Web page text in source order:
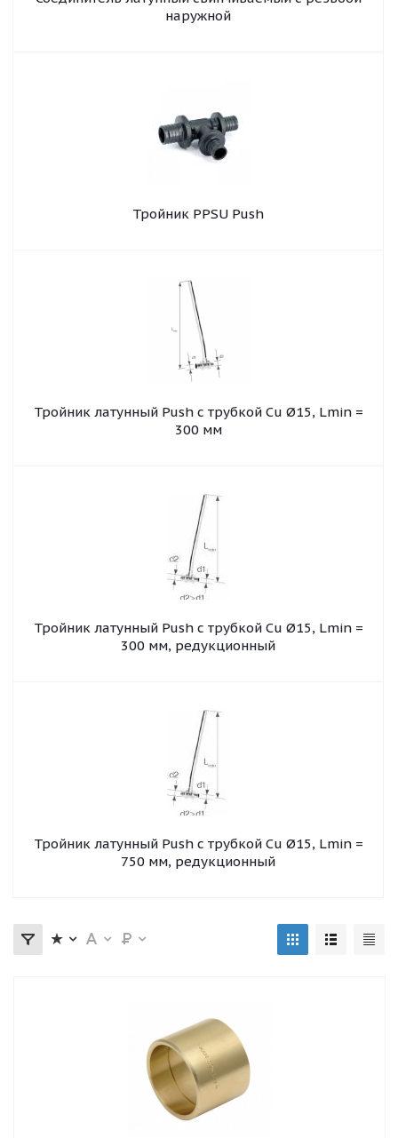
наружной
Тройник PPSU Push
Тройник латунный Push с трубкой Cu Ø15, Lmin =
300 мм
Тройник латунный Push с трубкой Cu Ø15, Lmin =
300 мм, редукционный
Тройник латунный Push с трубкой Cu Ø15, Lmin =
750 мм, редукционный